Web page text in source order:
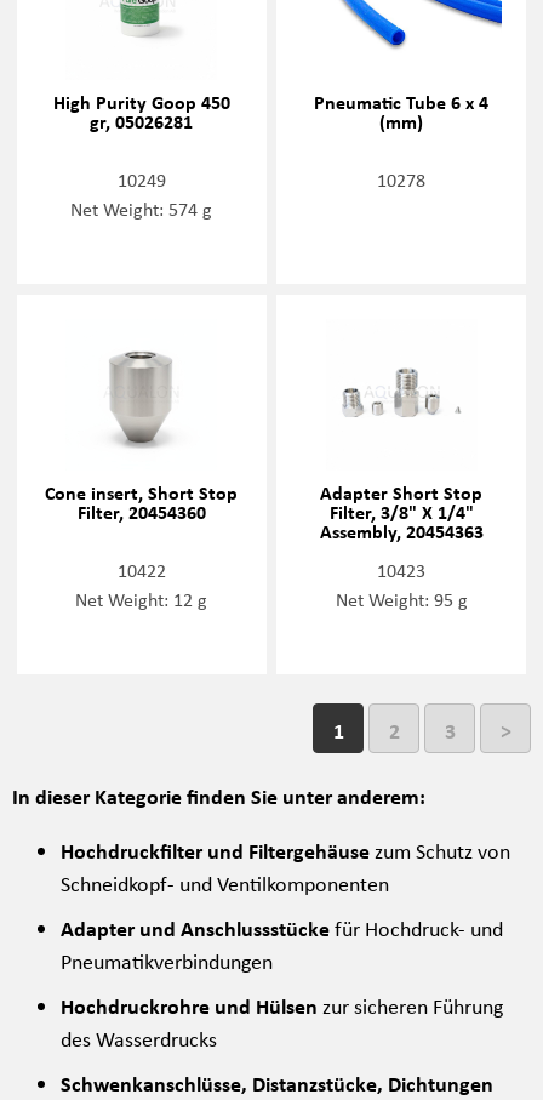
High Purity Goop 450
gr, 05026281
10249
Net Weight: 574 g
Pneumatic Tube 6 x 4
(mm)
10278
Cone insert, Short Stop
Filter, 20454360
10422
Net Weight: 12 g
Adapter Short Stop
Filter, 3/8" X 1/4"
Assembly, 20454363
10423
Net Weight: 95 g
1 2 3 >
In dieser Kategorie finden Sie unter anderem:
Hochdruckfilter und Filtergehäusezum Schutz von
Schneidkopf- und Ventilkomponenten
Adapter und Anschlussstückefür Hochdruck- und
Pneumatikverbindungen
Hochdruckrohre und Hülsen zur sicheren Führung
des Wasserdrucks
Schwenkanschlüsse, Distanzstücke, Dichtungen